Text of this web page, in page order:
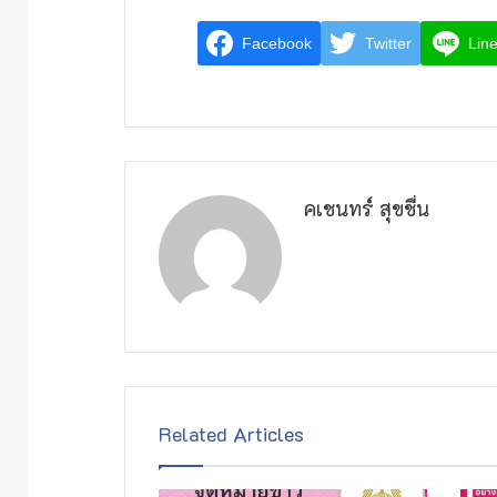
Facebook Twitter Line
คเชนทร์ สุขชื่น
Related Articles